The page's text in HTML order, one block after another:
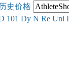
历史价格
101 Dy N Re Uni